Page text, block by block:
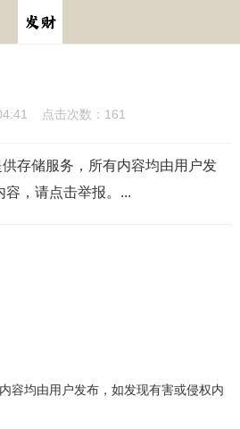
点击次数：161
存储服务，所有内容均由用户发
，请点击举报。...
容均由用户发布，如发现有害或侵权内